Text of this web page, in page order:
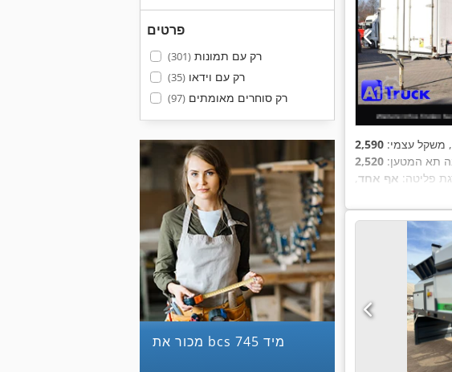
פרטים
רק עם תמונות(301)
רק עם וידאו(35)
רק סוחרים מאומתים(97)
מכור את bcs 745 מיד
, משקל עצמי: 2,590
תא המטען: 2,520
פליטה: אף אחד,